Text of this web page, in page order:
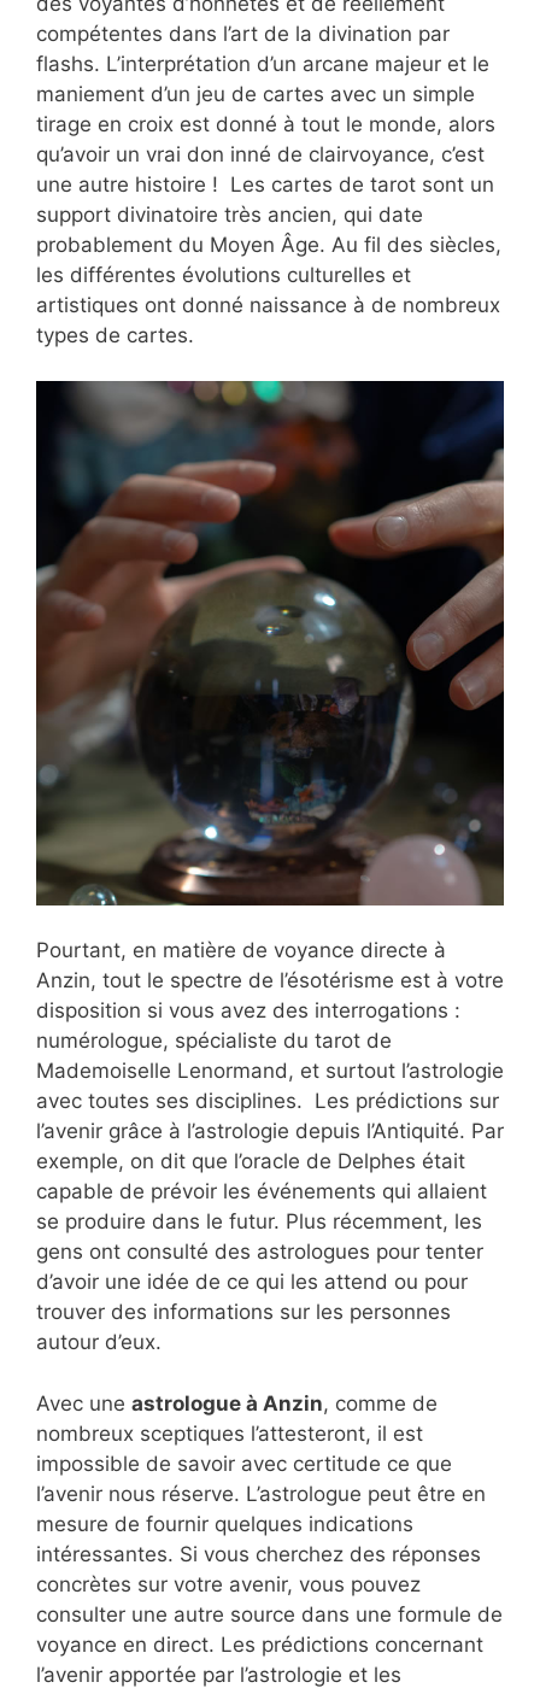
compétentes dans l’art de la divination par
flashs. L’interprétation d’un arcane majeur et le
maniement d’un jeu de cartes avec un simple
tirage en croix est donné à tout le monde, alors
qu’avoir un vrai don inné de clairvoyance, c’est
une autre histoire ! Les cartes de tarot sont un
support divinatoire très ancien, qui date
probablement du Moyen Âge. Au fil des siècles,
les différentes évolutions culturelles et
artistiques ont donné naissance à de nombreux
types de cartes.
Pourtant, en matière de voyance directe à
Anzin, tout le spectre de l’ésotérisme est à votre
disposition si vous avez des interrogations :
numérologue, spécialiste du tarot de
Mademoiselle Lenormand, et surtout l’astrologie
avec toutes ses disciplines. Les prédictions sur
l’avenir grâce à l’astrologie depuis l’Antiquité. Par
exemple, on dit que l’oracle de Delphes était
capable de prévoir les événements qui allaient
se produire dans le futur. Plus récemment, les
gens ont consulté des astrologues pour tenter
d’avoir une idée de ce qui les attend ou pour
trouver des informations sur les personnes
autour d’eux.
Avec une astrologue à Anzin, comme de
nombreux sceptiques l’attesteront, il est
impossible de savoir avec certitude ce que
l’avenir nous réserve. L’astrologue peut être en
mesure de fournir quelques indications
intéressantes. Si vous cherchez des réponses
concrètes sur votre avenir, vous pouvez
consulter une autre source dans une formule de
voyance en direct. Les prédictions concernant
l’avenir apportée par l’astrologie et les